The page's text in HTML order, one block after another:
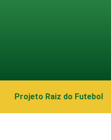
Projeto Raiz do Futebol